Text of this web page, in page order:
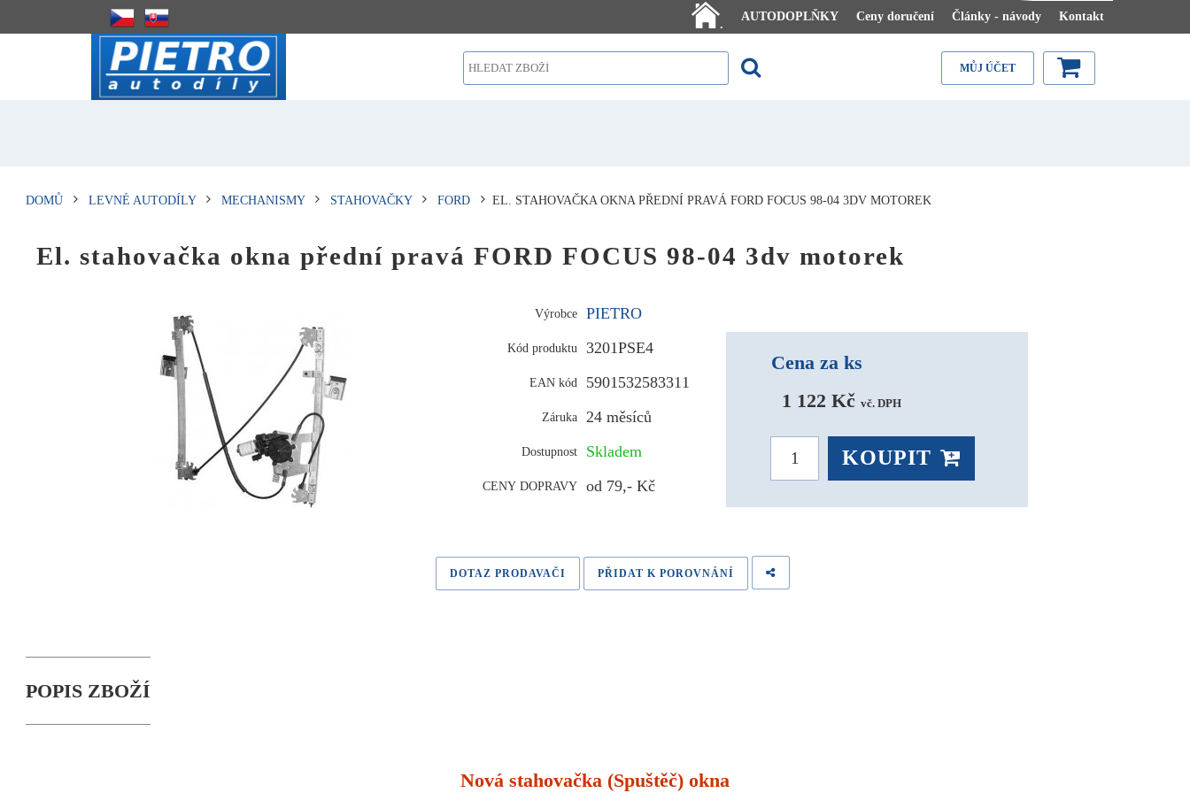
.
AUTODOPLŇKY Ceny doručení Články - návody Kontakt
MŮJ ÚČET
DOMŮ LEVNÉ AUTODÍLY MECHANISMY STAHOVAČKY FORD EL. STAHOVAČKA OKNA PŘEDNÍ PRAVÁ FORD FOCUS 98-04 3DV MOTOREK
El. stahovačka okna přední pravá FORD FOCUS 98-04 3dv motorek
Výrobce PIETRO
Kód produktu 3201PSE4
EAN kód 5901532583311
Záruka 24 měsíců
Dostupnost Skladem
CENY DOPRAVY od 79,- Kč
Cena za ks
1 122 Kč vč. DPH
KOUPIT
DOTAZ PRODAVAČI PŘIDAT K POROVNÁNÍ
POPIS ZBOŽÍ
Nová stahovačka (Spuštěč) okna